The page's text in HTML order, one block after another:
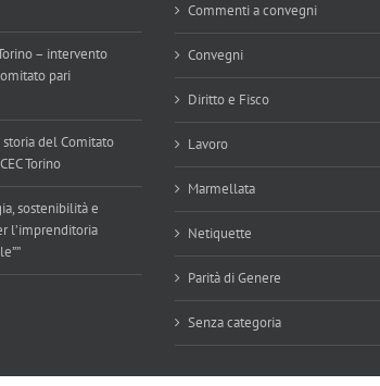
– intervento
pari
del Comitato
Torino
sostenibilità e
l’imprenditoria
Commenti a convegni
Convegni
Diritto e Fisco
Lavoro
Marmellata
Netiquette
Parità di Genere
Senza categoria